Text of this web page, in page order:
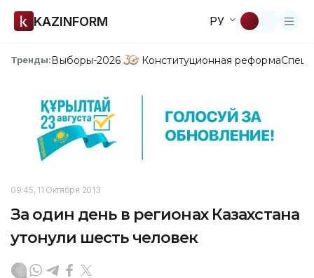
KAZINFORM РУ
Тренды:Выборы-2026 Конституционная реформа
09:45, 11 Октября 2013
За один день в регионах Казахстана
утонули шесть человек